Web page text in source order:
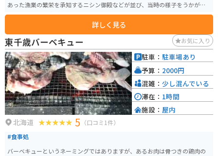
あった漁業の繁栄を承知するニシン御殿などが並び、当時の様子をうかがえ
ます。また、馬車が園内で運行されています。
詳しく見る
東千歳バーベキュー お気に入り
北海道 5 （口コミ1件）
#食事処
バーベキューというネーミングではありますが、あるお肉は骨つきの鶏肉の
駐車： 駐車場あり
予算： 2000円
混雑： 少し混んでいる
滞在： 1時間
施設： 屋内